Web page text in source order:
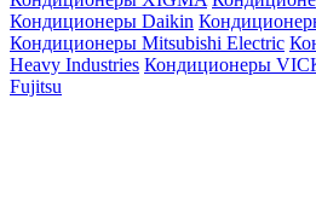
Кондиционеры Daikin
Кондиционеры Mitsubishi Electric
Heavy Industries Кондиционеры
Fujitsu